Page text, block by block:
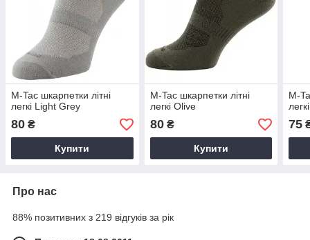
M-Tac шкарпетки літні
легкі Light Grey
80 ₴
Купити
M-Tac шкарпетки літні
легкі Olive
80₴
Купити
M-
75
Про нас
88% позитивних з 219 відгуків за рік